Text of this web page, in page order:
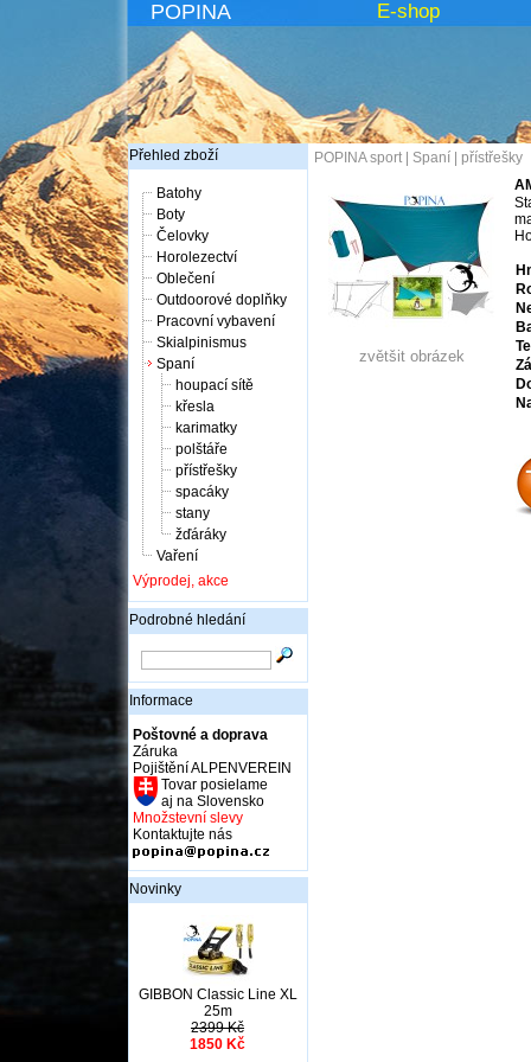
POPINA E-shop
Přehled zboží
Batohy
Boty
Čelovky
Horolezectví
Oblečení
Outdoorové doplňky
Pracovní vybavení
Skialpinismus
Spaní
houpací sítě
křesla
karimatky
polštáře
přístřešky
spacáky
stany
žďáráky
Vaření
Výprodej, akce
Podrobné hledání
Informace
Poštovné a doprava
Záruka
Pojištění ALPENVEREIN
Tovar posielame
aj na Slovensko
Množstevní slevy
Kontaktujte nás
Novinky
GIBBON Classic Line XL
25m
2399 Kč
1850 Kč
POPINA sport| Spaní přístřešky
zvětšit obrázek